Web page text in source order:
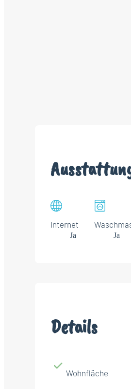
Internet
Ja Ja
Details
Wohnfläche